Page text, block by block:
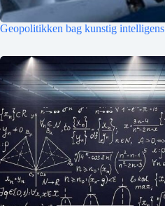
Geopolitikken bag kunstig intelligens